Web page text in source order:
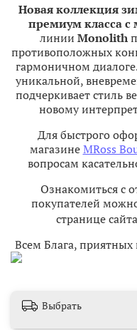
Новая коллекция
премиум класса с
линии Monolith
противоположных
гармоничном
уникальной,
подчеркивает стиль
новому
Для быстрого
магазинеMRoss
вопросам
Ознакомиться с
покупателей
странице
Всем Блага,
Выбрать